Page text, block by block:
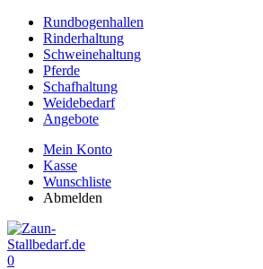
Rundbogenhallen
Rinderhaltung
Schweinehaltung
Pferde
Schafhaltung
Weidebedarf
Angebote
Mein Konto
Kasse
Wunschliste
Abmelden
0